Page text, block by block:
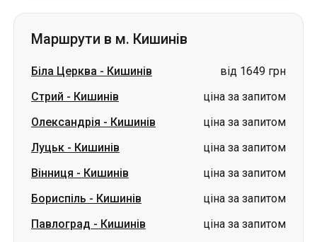
Маршрути в м. Кишинів
Біла Церква - Кишинів
від 1649 грн
Стрий - Кишинів
ціна за запитом
Олександрія - Кишинів
ціна за запитом
Луцьк - Кишинів
ціна за запитом
Вінниця - Кишинів
ціна за запитом
Бориспіль - Кишинів
ціна за запитом
Павлоград - Кишинів
ціна за запитом